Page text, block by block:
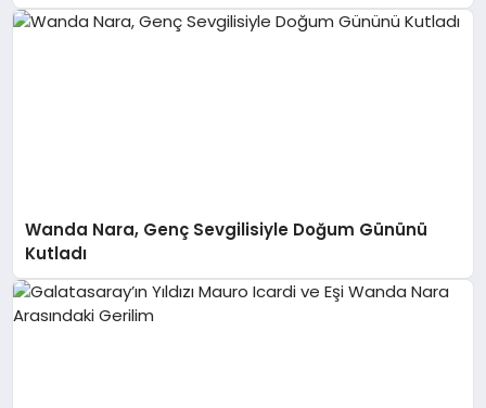
Wanda Nara, Genç Sevgilisiyle Doğum Gününü
Kutladı